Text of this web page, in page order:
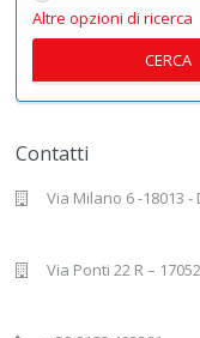
Altre opzioni di ricerca
CERCA
Contatti
Via Milano 6 -18013
Via Ponti 22 R –